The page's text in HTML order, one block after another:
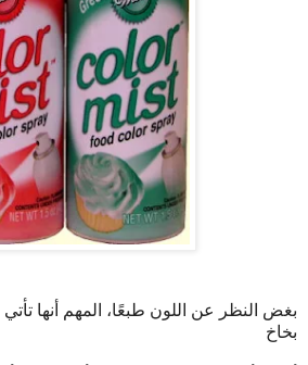
بغض النظر عن اللون طبعًا، المهم أنها
بخاخ